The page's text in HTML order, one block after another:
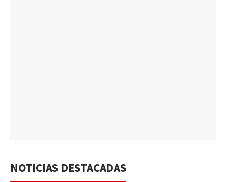
NOTICIAS DESTACADAS